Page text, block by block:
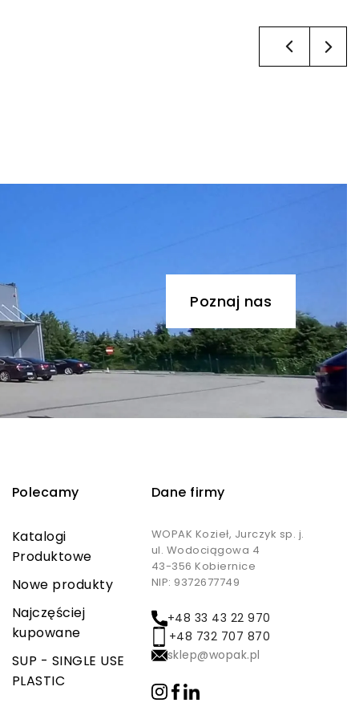
Poznaj nas
Dane firmy
WOPAK Kozieł, Jurczyk sp. j.
ul. Wodociągowa 4
43-356 Kobiernice
NIP: 9372677749
+48 33 43 22 970
+48 732 707 870
sklep@wopak.pl
Polecamy
Katalogi
Produktowe
Nowe produkty
Najczęściej
kupowane
SUP - SINGLE USE
PLASTIC